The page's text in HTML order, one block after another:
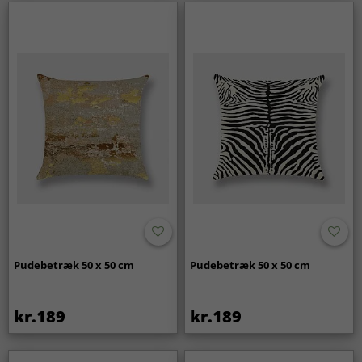
Pudebetræk 50 x 50 cm
kr.189
Pudebetræk 50 x 50 cm
kr.189